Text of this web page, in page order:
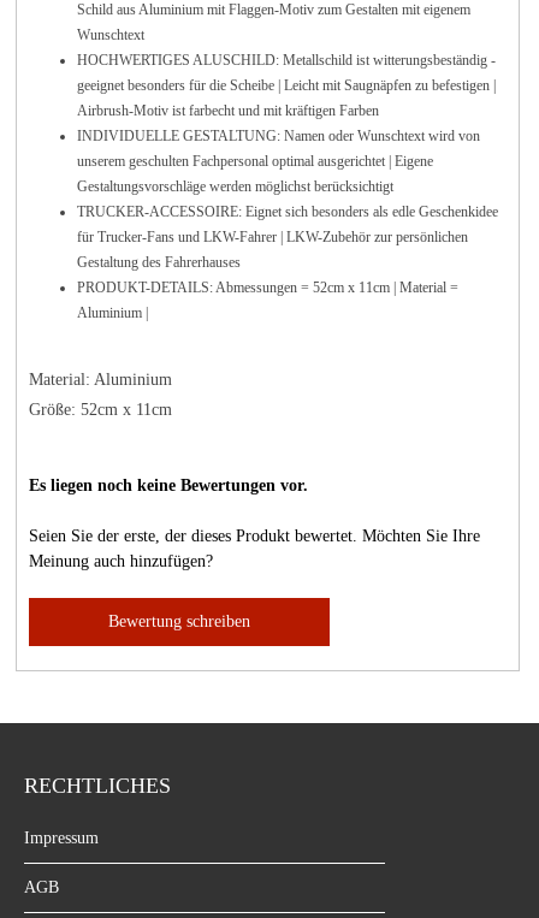
Schild aus Aluminium mit Flaggen-Motiv zum Gestalten mit eigenem
Wunschtext
HOCHWERTIGES ALUSCHILD: Metallschild ist witterungsbeständig -
geeignet besonders für die Scheibe | Leicht mit Saugnäpfen zu befestigen |
Airbrush-Motiv ist farbecht und mit kräftigen Farben
INDIVIDUELLE GESTALTUNG: Namen oder Wunschtext wird von
unserem geschulten Fachpersonal optimal ausgerichtet | Eigene
Gestaltungsvorschläge werden möglichst berücksichtigt
TRUCKER-ACCESSOIRE: Eignet sich besonders als edle Geschenkidee
für Trucker-Fans und LKW-Fahrer | LKW-Zubehör zur persönlichen
Gestaltung des Fahrerhauses
PRODUKT-DETAILS: Abmessungen = 52cm x 11cm | Material =
Aluminium |
Material: Aluminium
Größe: 52cm x 11cm
Es liegen noch keine Bewertungen vor.
Seien Sie der erste, der dieses Produkt bewertet. Möchten Sie Ihre
Meinung auch hinzufügen?
Bewertung schreiben
RECHTLICHES
Impressum
AGB